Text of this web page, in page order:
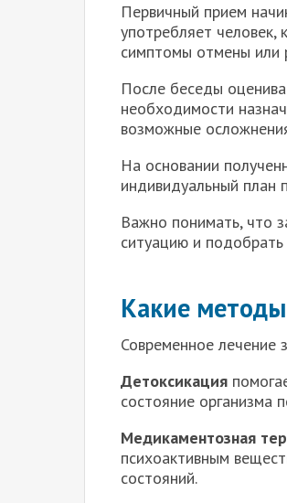
Первичный прием
употребляет человек,
симптомы отмены или
После беседы
необходимости
возможные
На основании
индивидуальный план
Важно понимать, что
ситуацию и
Какие
Современное лечение
Детоксикация
состояние организма
Медикаментозная
психоактивным
состояний.